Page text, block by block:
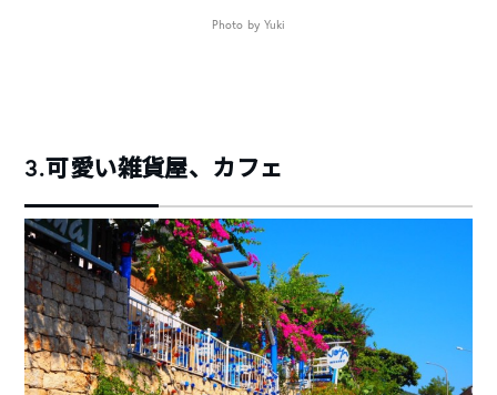
Photo by Yuki
3.可愛い雑貨屋、カフェ